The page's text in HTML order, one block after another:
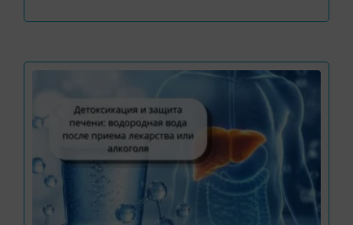
Water (HRW) или Hydrogen Water. В такой воде
в воде. Поэтому водород содержится в